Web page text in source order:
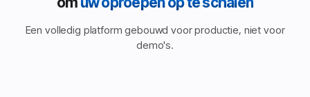
Een volledig platform gebouwd voor productie, niet voor
demo's.